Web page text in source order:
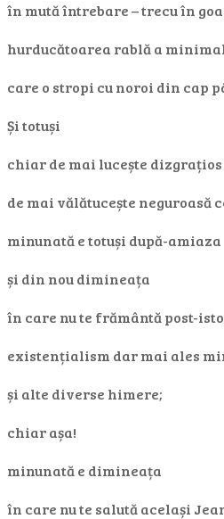
în mută întrebare – trecu în
hurducătoarea rablă a
care o stropi cu noroi din cap
Și totuși
chiar de mai lucește
de mai vălătucește neguroasă
minunată e totuși după-amiaza
și din nou dimineața
în care nu te frământă post-
existențialism dar mai ales
și alte diverse himere;
chiar așa!
minunată e dimineața
în care nu te salută același